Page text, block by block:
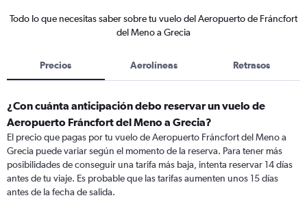
Todo lo que necesitas saber sobre tu vuelo del Aeropuerto de Fráncfort
del Meno a Grecia
Precios Aerolíneas Retrasos
¿Con cuánta anticipación debo reservar un vuelo de
Aeropuerto Fráncfort del Meno a Grecia?
El precio que pagas por tu vuelo de Aeropuerto Fráncfort del Meno a
Grecia puede variar según el momento de la reserva. Para tener más
posibilidades de conseguir una tarifa más baja, intenta reservar 14 días
antes de tu viaje. Es probable que las tarifas aumenten unos 15 días
antes de la fecha de salida.